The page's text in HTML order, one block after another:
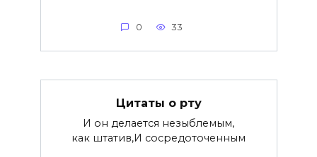
0 33
Цитаты о рту
И он делается незыблемым,
как штатив,И сосредоточенным